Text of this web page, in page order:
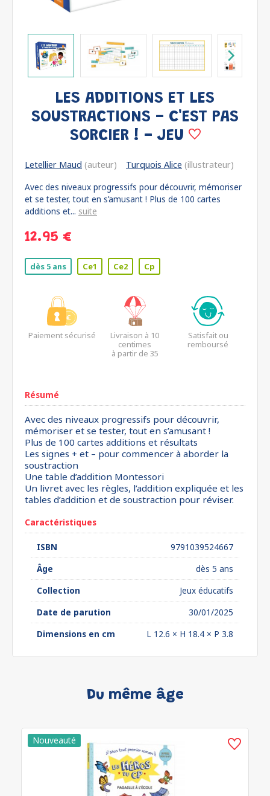
LES ADDITIONS ET LES
SOUSTRACTIONS - C'EST PAS
SORCIER ! - JEU
Letellier Maud (auteur) Turquois Alice (illustrateur)
Avec des niveaux progressifs pour découvrir, mémoriser
et se tester, tout en s’amusant ! Plus de 100 cartes
additions et... suite
12.95 €
dès 5 ans Ce1 Ce2 Cp
Paiement sécurisé
Livraison à 10
centimes
à partir de 35
Satisfait ou
remboursé
Résumé
Avec des niveaux progressifs pour découvrir,
mémoriser et se tester, tout en s’amusant !
Plus de 100 cartes additions et résultats
Les signes + et – pour commencer à aborder la
soustraction
Une table d’addition Montessori
Un livret avec les règles, l’addition expliquée et les
tables d’addition et de soustraction pour réviser.
Caractéristiques
ISBN
9791039524667
Âge
dès 5 ans
Collection
Jeux éducatifs
Date de parution
30/01/2025
Dimensions en cm
L 12.6 × H 18.4 × P 3.8
Du même âge